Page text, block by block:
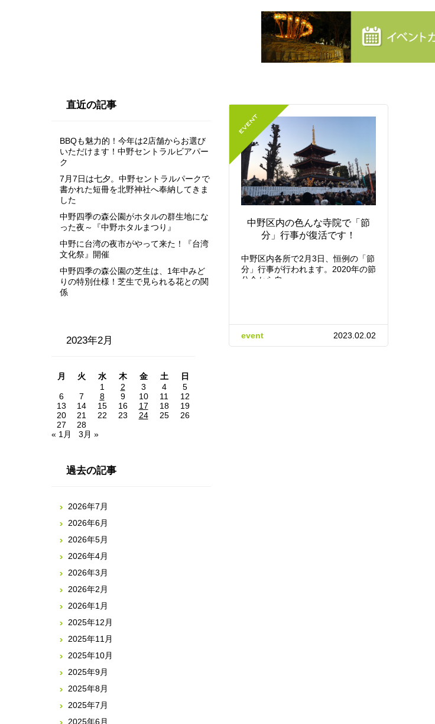
中野区内の色んな寺院で「節
分」行事が復活です！
中野区内各所で2月3日、恒例の「節
分」行事が行われます。2020年の節
分会から自…
event 2023.02.02
直近の記事
BBQも魅力的！今年は2店舗からお選び
いただけます！中野セントラルビアパー
ク
7月7日は七夕。中野セントラルパークで
書かれた短冊を北野神社へ奉納してきま
した
中野四季の森公園がホタルの群生地にな
った夜～『中野ホタルまつり』
中野に台湾の夜市がやって来た！『台湾
文化祭』開催
中野四季の森公園の芝生は、1年中みど
りの特別仕様！芝生で見られる花との関
係
2023年2月
月 火 水 木 金 土
日
1
2 3 4
5
6
7 8 9 10 11
12
13
14 15 16 17 18
19
20
21 22 23 24 25
26
27
28
« 1月
3月 »
過去の記事
2026年7月
2026年6月
2026年5月
2026年4月
2026年3月
2026年2月
2026年1月
2025年12月
2025年11月
2025年10月
2025年9月
2025年8月
2025年7月
2025年6月